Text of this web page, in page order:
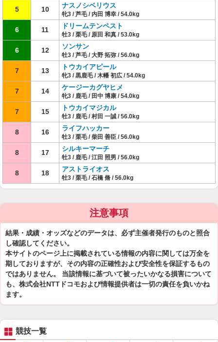
5 10 ナスノシベリウス
牝3 / 芦毛 / 内田 博幸 / 54.0kg
6 11 ドリームテンペスト
牡3 / 栗毛 / 原田 和真 / 53.0kg
6 12 ソンサン
牡3 / 芦毛 / 大野 拓弥 / 56.0kg
7 13 トウカイアピール
牝3 / 黒鹿毛 / 木幡 初広 / 54.0kg
7 14 ケージーカグヤヒメ
牝3 / 鹿毛 / 田中 博康 / 54.0kg
7 15 トウカイマジカル
牡3 / 鹿毛 / 村田 一誠 / 56.0kg
8 16 ライフハッカー
牡3 / 栗毛 / 柴田 善臣 / 56.0kg
8 17 シルキーマーチ
牡3 / 鹿毛 / 江田 照男 / 56.0kg
8 18 アストライオス
牡3 / 栗毛 / 石橋 脩 / 56.0kg
注意事項
結果・成績・オッズなどのデータは、必ず主催者発行のものと照合
し確認してください。
本サイトのページ上に掲載されている情報の内容に関しては万全を
期しておりますが、その内容の正確性および安全性を保証するもの
ではありません。 当該情報に基づいて被ったいかなる損害について
も、株式会社NTTドコモおよび情報提供者は一切の責任を負いかね
ます。
競技一覧